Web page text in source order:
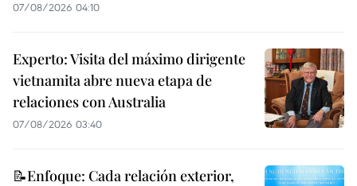
07/08/2026 04:10
Experto: Visita del máximo dirigente
vietnamita abre nueva etapa de
relaciones con Australia
07/08/2026 03:40
📝Enfoque: Cada relación exterior,